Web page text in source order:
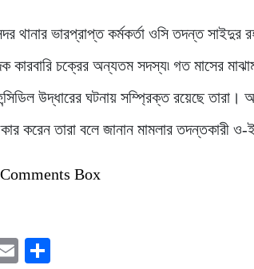
থানার ভারপ্রাপ্ত কর্মকর্তা ওসি তদন্ত
কারবারি চক্রের অন্যতম সদস্য৷ গত মাসের
উদ্ধারের ঘটনায় সম্প্রিক্ত রয়েছে তারা।
করেন তারা বলে জানান মামলার তদন্তকারী ও-ই
Box
Email